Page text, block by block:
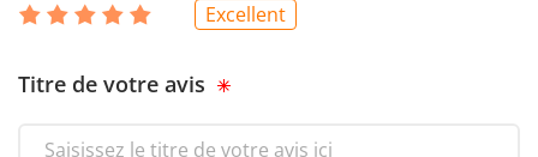
Excellent
Titre de votre avis